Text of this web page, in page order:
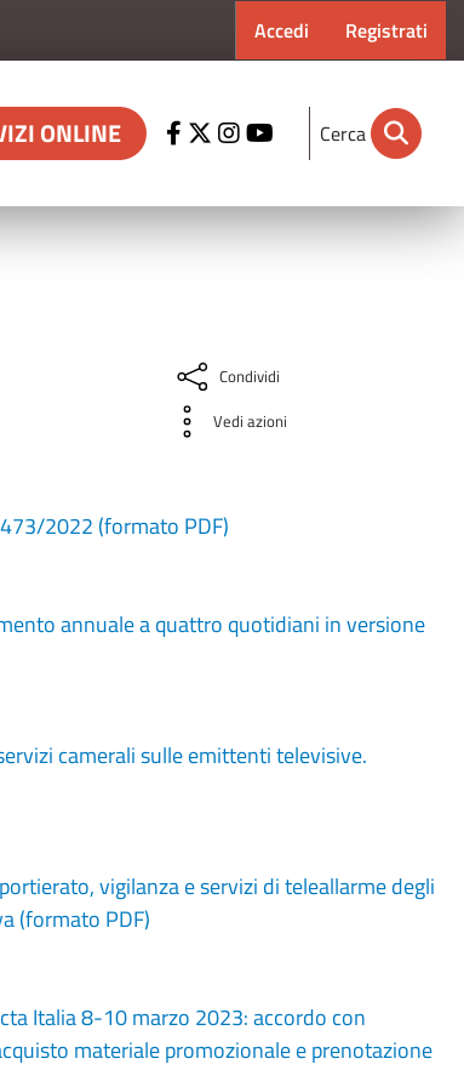
Menu profilo
Accedi Registrati
ONLINE Cerca
Condividi
Vedi azioni
2022 (formato PDF)
annuale a quattro quotidiani in versione
camerali sulle emittenti televisive.
vigilanza e servizi di teleallarme degli
(formato PDF)
Italia 8-10 marzo 2023: accordo con
materiale promozionale e prenotazione